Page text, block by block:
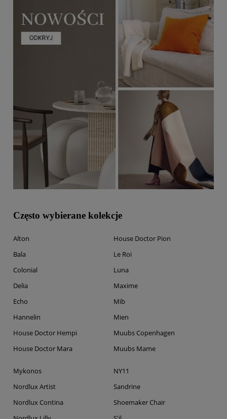
Często wybierane kolekcje
Alton
Bala
Colonial
Delia
Echo
Hannelin
House Doctor Hempi
House Doctor Mara
House Doctor Pion
Le Roi
Luna
Maxime
Mib
Mien
Muubs Copenhagen
Muubs Mame
Mykonos
Nordlux Artist
Nordlux Contina
NY11
Sandrine
Shoemaker Chair